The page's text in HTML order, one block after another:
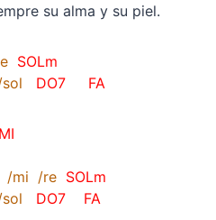
su alma y su piel.
SOLm
DO7 FA
/mi /re SOLm
DO7 FA